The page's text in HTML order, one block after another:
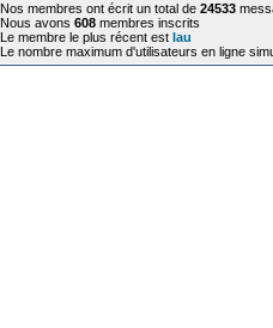
Nos membres ont écrit un total de 24533
Nous avons 608 membres inscrits
Le membre le plus récent est lau
Le nombre maximum d'utilisateurs en ligne